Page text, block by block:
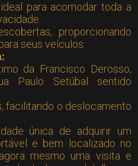
para acomodar toda a
proporcionando
seus veículos.
da Francisco Derosso,
Paulo Setúbal sentido
facilitando o deslocamento
única de adquirir um
e bem localizado no
mesmo uma visita e